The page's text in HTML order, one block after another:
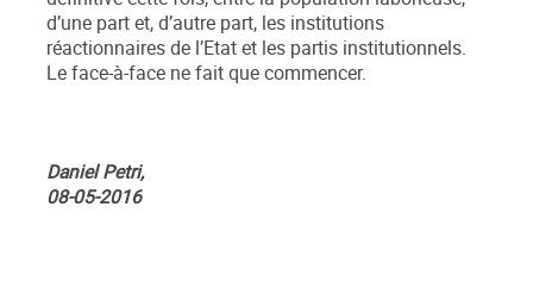
d’une part et, d’autre part, les institutions
réactionnaires de l’Etat et les partis institutionnels.
Le face-à-face ne fait que commencer.
Daniel Petri,
08-05-2016